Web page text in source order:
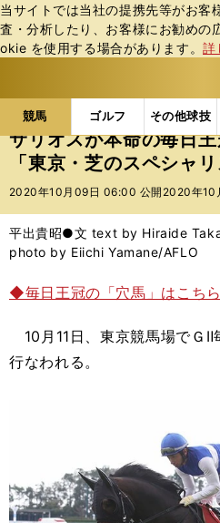
当サイトでは当社の提携先等がお客
査・分析したり、お客様にお勧めの
okie を使⽤する場合があります。詳
競馬 ゴルフ その他球技
b
ス
ポ
ル
バ
競馬の記事一覧 競馬
サリオスが本命の毎日
「東京・芝のスペシャ
2020年10月09日 06:00 公開 2020年10
平出貴昭●文 text by Hiraide
photo by Eiichi Yamane/AFLO
◆毎日王冠の「穴馬」はこち
10月11日、東京競馬場でＧ
行なわれる。